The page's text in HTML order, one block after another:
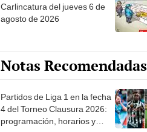
Carlincatura del jueves 6 de
agosto de 2026
Notas Recomendadas
Partidos de Liga 1 en la fecha
4 del Torneo Clausura 2026:
programación, horarios y